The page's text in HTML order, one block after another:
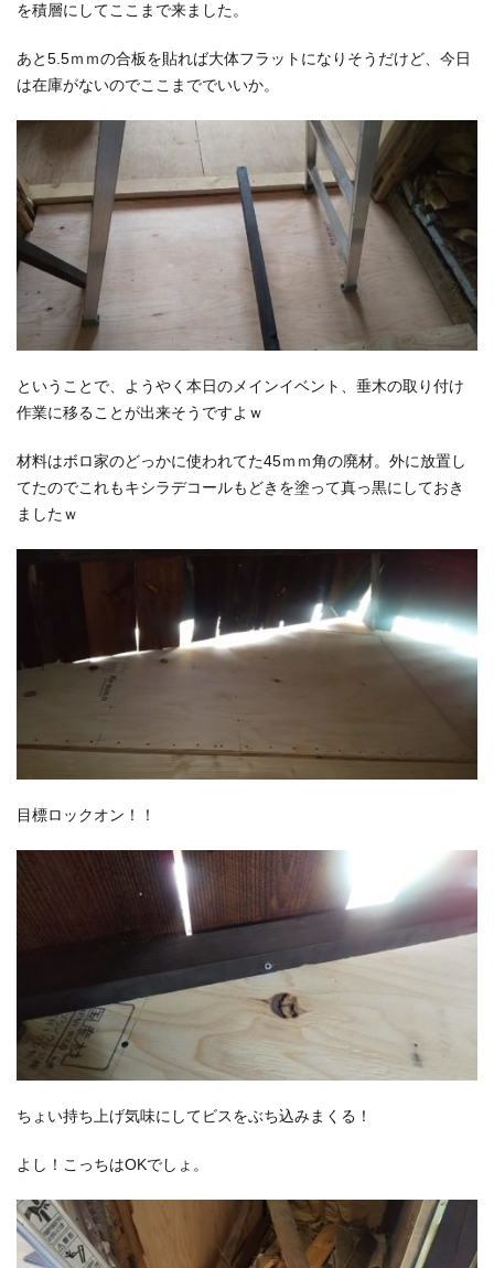
を積層にしてここまで来ました。
あと5.5ｍｍの合板を貼れば大体フラットになりそうだけど、今日
は在庫がないのでここまででいいか。
ということで、ようやく本日のメインイベント、垂木の取り付け
作業に移ることが出来そうですよｗ
材料はボロ家のどっかに使われてた45ｍｍ角の廃材。外に放置し
てたのでこれもキシラデコールもどきを塗って真っ黒にしておき
ましたｗ
目標ロックオン！！
ちょい持ち上げ気味にしてビスをぶち込みまくる！
よし！こっちはOKでしょ。